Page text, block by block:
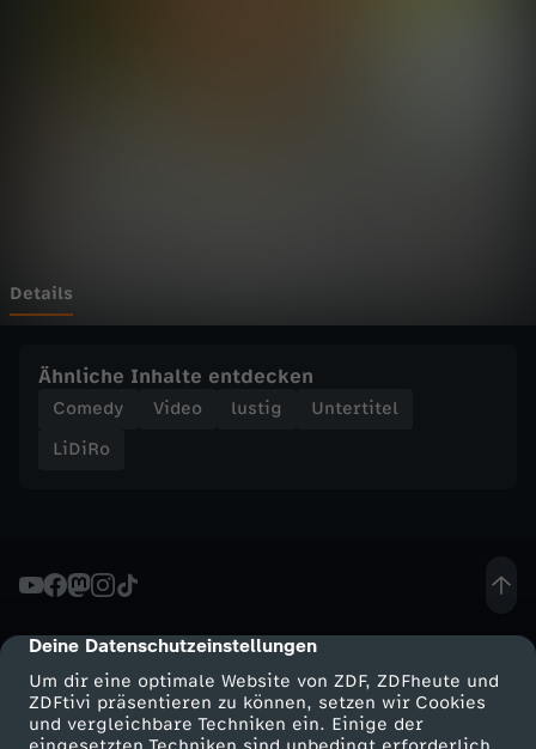
cmp-dialog-description
Deine Datenschutzeinstellungen
Um dir eine optimale Website von ZDF, ZDFheute und
ZDFtivi präsentieren zu können, setzen wir Cookies
und vergleichbare Techniken ein. Einige der
H
d
J
u
l
Details
Ähnliche Inhalte entdecken
Comedy Video lustig
Untertitel
LiDiRo